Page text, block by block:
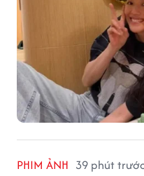
PHIM ẢNH 39 phút